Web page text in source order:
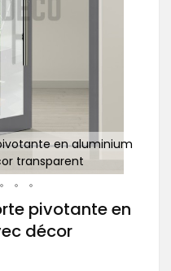
en aluminium
transparent
pivotante en
décor